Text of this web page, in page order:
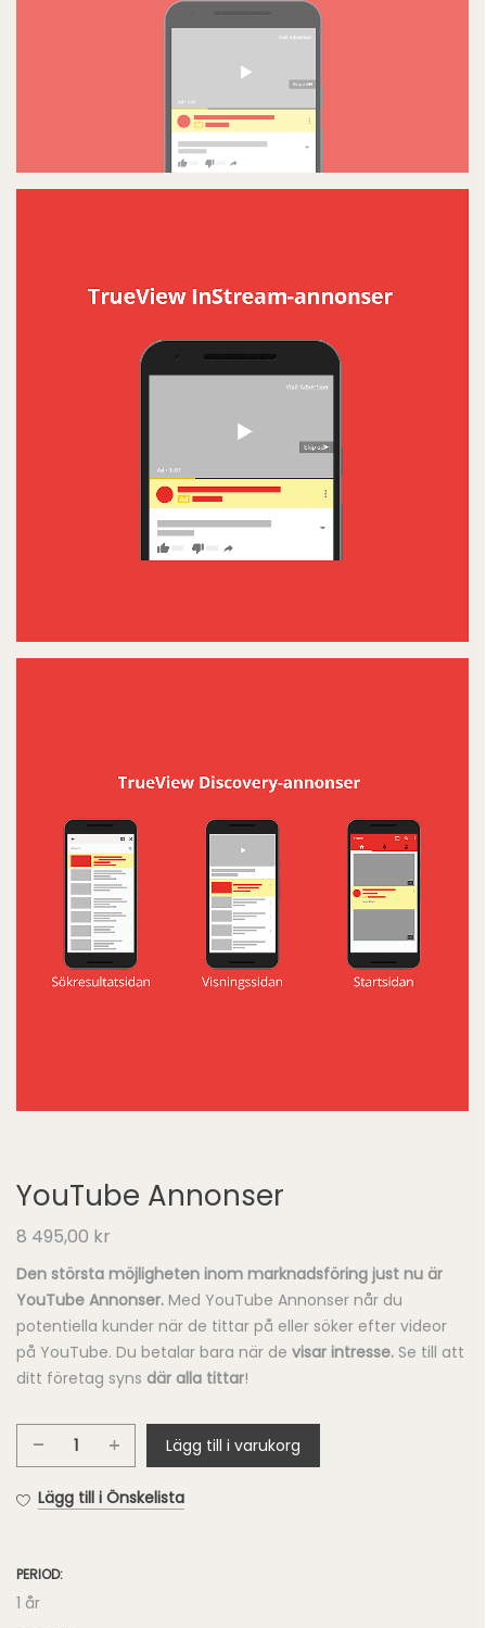
YouTube Annonser
8 495,00 kr
Den största möjligheten inom marknadsföring just nu är
YouTube Annonser. Med YouTube Annonser når du
potentiella kunder när de tittar på eller söker efter videor
på YouTube. Du betalar bara när de visar intresse. Se till att
ditt företag syns där alla tittar!
YouTube
mängd
Lägg till i varukorg
Lägg till i Önskelista
PERIOD:
1 år